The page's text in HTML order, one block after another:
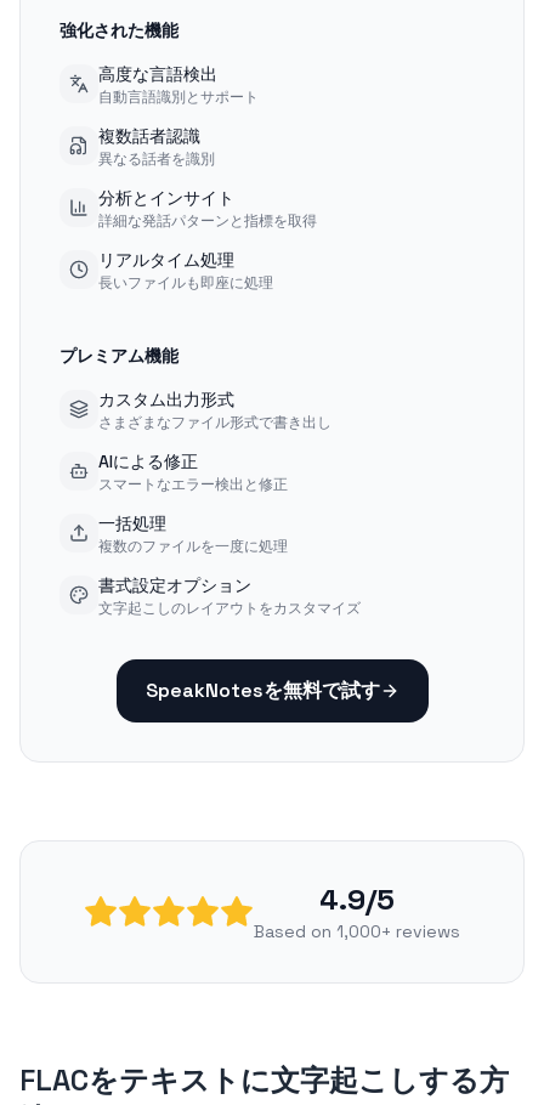
強化された機能
高度な言語検出
自動言語識別とサポート
複数話者認識
異なる話者を識別
分析とインサイト
詳細な発話パターンと指標を取得
リアルタイム処理
長いファイルも即座に処理
プレミアム機能
カスタム出力形式
さまざまなファイル形式で書き出し
AIによる修正
スマートなエラー検出と修正
一括処理
複数のファイルを一度に処理
書式設定オプション
文字起こしのレイアウトをカスタマイズ
SpeakNotesを無料で試す
4.9/5
Based on 1,000+ reviews
FLACをテキストに文字起こしする方